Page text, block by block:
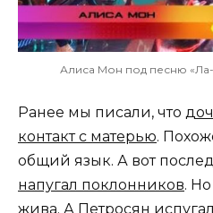
Алиса Мон под песню
Ранее мы писали, что
контакт с матерью.
общий язык. А вот
напугал поклонников.
жива. А Петросян